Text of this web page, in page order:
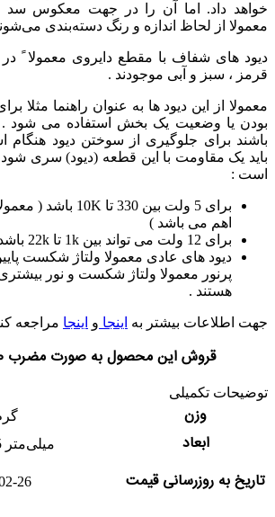
معمولا از لحاظ اندازه و رنگ دسته‌بندی
قرمز ، سبز و آبی موجودند .
معمولا از این دیود ها به عنوان راهنما مثلا
بودن یا وضعیت یک بخش استفاده می شود .
باشند برای جلوگیری از سوختن دیود هنگام
باید یک مقاومت با این قطعه (دیود) سری شود
است :
اهم می باشد )
برای 12 ولت می تواند بین 1k تا 22k باشد
دیود های عادی معمولا ولتاژ شکست
پرنور معمولا ولتاژ شکست و نور
هستند .
جهت اطلاعات بیشتر به اینجا و اینجا مراجعه
قروش این محصول به صورت مضرب 10 می باشد.
توضیحات تکمیلی
وزن 0.15
ابعاد 3 × 35 میلی‌متر
تاریخ به روزرسانی قیمت 26